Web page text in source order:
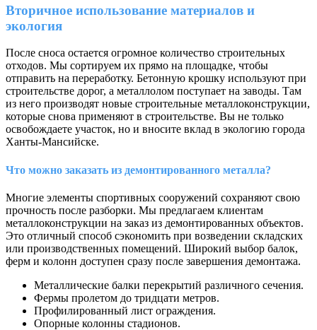
Вторичное использование материалов и
экология
После сноса остается огромное количество строительных
отходов. Мы сортируем их прямо на площадке, чтобы
отправить на переработку. Бетонную крошку используют при
строительстве дорог, а металлолом поступает на заводы. Там
из него производят новые строительные металлоконструкции,
которые снова применяют в строительстве. Вы не только
освобождаете участок, но и вносите вклад в экологию города
Ханты-Мансийске.
Что можно заказать из демонтированного металла?
Многие элементы спортивных сооружений сохраняют свою
прочность после разборки. Мы предлагаем клиентам
металлоконструкции на заказ из демонтированных объектов.
Это отличный способ сэкономить при возведении складских
или производственных помещений. Широкий выбор балок,
ферм и колонн доступен сразу после завершения демонтажа.
Металлические балки перекрытий различного сечения.
Фермы пролетом до тридцати метров.
Профилированный лист ограждения.
Опорные колонны стадионов.